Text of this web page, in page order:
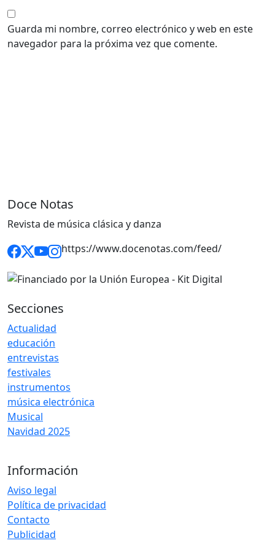
Guarda mi nombre, correo electrónico y web en este
navegador para la próxima vez que comente.
Doce Notas
Revista de música clásica y danza
https://www.docenotas.com/feed/
Secciones
Actualidad
educación
entrevistas
festivales
instrumentos
música electrónica
Musical
Navidad 2025
Información
Aviso legal
Política de privacidad
Contacto
Publicidad